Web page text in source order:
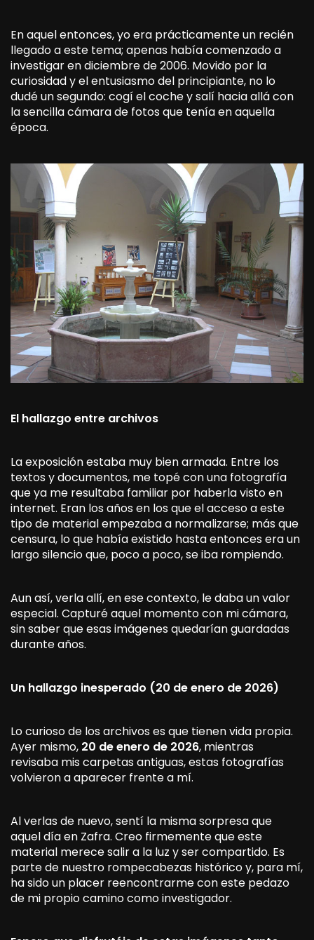
En aquel entonces, yo era prácticamente un recién
llegado a este tema; apenas había comenzado a
investigar en diciembre de 2006. Movido por la
curiosidad y el entusiasmo del principiante, no lo
dudé un segundo: cogí el coche y salí hacia allá con
la sencilla cámara de fotos que tenía en aquella
época.
El hallazgo entre archivos
La exposición estaba muy bien armada. Entre los
textos y documentos, me topé con una fotografía
que ya me resultaba familiar por haberla visto en
internet. Eran los años en los que el acceso a este
tipo de material empezaba a normalizarse; más que
censura, lo que había existido hasta entonces era un
largo silencio que, poco a poco, se iba rompiendo.
Aun así, verla allí, en ese contexto, le daba un valor
especial. Capturé aquel momento con mi cámara,
sin saber que esas imágenes quedarían guardadas
durante años.
Un hallazgo inesperado (20 de enero de 2026)
Lo curioso de los archivos es que tienen vida propia.
Ayer mismo, 20 de enero de 2026, mientras
revisaba mis carpetas antiguas, estas fotografías
volvieron a aparecer frente a mí.
Al verlas de nuevo, sentí la misma sorpresa que
aquel día en Zafra. Creo firmemente que este
material merece salir a la luz y ser compartido. Es
parte de nuestro rompecabezas histórico y, para mí,
ha sido un placer reencontrarme con este pedazo
de mi propio camino como investigador.